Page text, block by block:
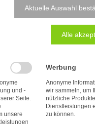
Aktuelle Auswahl
Alle
und -
Seite.
unsere
Werbung
Anonyme
wir sammeln, um
nützliche
Dienstleistungen
zu können.